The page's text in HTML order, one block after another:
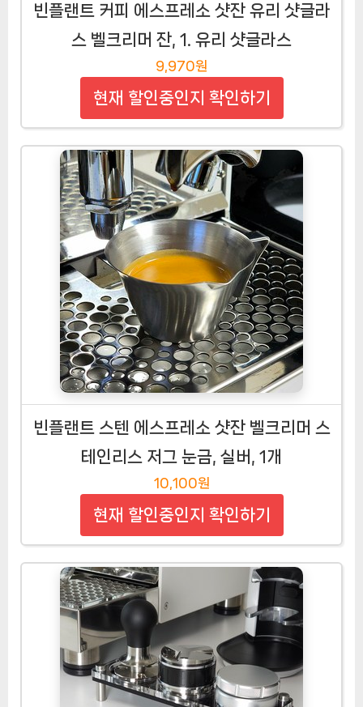
빈플랜트 커피 에스프레소 샷잔 유리 샷글라
스 벨크리머 잔, 1. 유리 샷글라스
9,970원
현재 할인중인지 확인하기
빈플랜트 스텐 에스프레소 샷잔 벨크리머 스
테인리스 저그 눈금, 실버, 1개
10,100원
현재 할인중인지 확인하기